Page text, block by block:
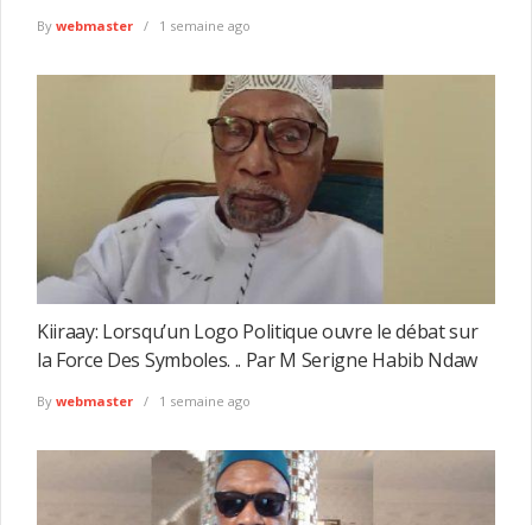
By webmaster 1 semaine ago
Kiiraay: Lorsqu’un Logo Politique ouvre le débat sur
la Force Des Symboles. .. Par M Serigne Habib Ndaw
By webmaster 1 semaine ago